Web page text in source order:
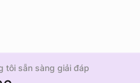
tôi sẵn sàng giải đáp